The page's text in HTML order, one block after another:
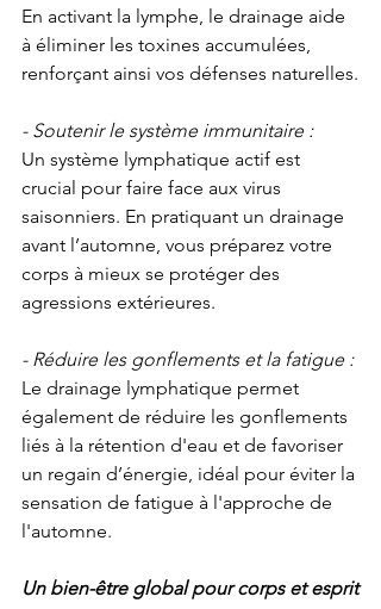
En activant la lymphe, le drainage aide
à éliminer les toxines accumulées,
renforçant ainsi vos défenses naturelles.
- Soutenir le système immunitaire :
Un système lymphatique actif est
crucial pour faire face aux virus
saisonniers. En pratiquant un drainage
avant l’automne, vous préparez votre
corps à mieux se protéger des
agressions extérieures.
- Réduire les gonflements et la fatigue :
Le drainage lymphatique permet
également de réduire les gonflements
liés à la rétention d'eau et de favoriser
un regain d’énergie, idéal pour éviter la
sensation de fatigue à l'approche de
l'automne.
Un bien-être global pour corps et esprit